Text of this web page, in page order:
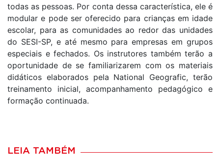
todas as pessoas. Por conta dessa característica, ele é
modular e pode ser oferecido para crianças em idade
escolar, para as comunidades ao redor das unidades
do SESI-SP, e até mesmo para empresas em grupos
especiais e fechados. Os instrutores também terão a
oportunidade de se familiarizarem com os materiais
didáticos elaborados pela National Geografic, terão
treinamento inicial, acompanhamento pedagógico e
formação continuada.
LEIA TAMBÉM